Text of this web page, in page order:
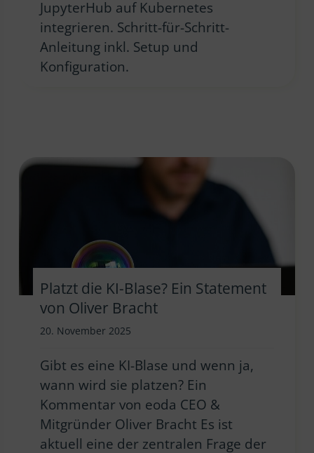
JupyterHub auf Kubernetes
integrieren. Schritt-für-Schritt-
Anleitung inkl. Setup und
Konfiguration.
Platzt die KI-Blase? Ein Statement
von Oliver Bracht
20. November 2025
Gibt es eine KI-Blase und wenn ja,
wann wird sie platzen? Ein
Kommentar von eoda CEO &
Mitgründer Oliver Bracht Es ist
aktuell eine der zentralen Frage der